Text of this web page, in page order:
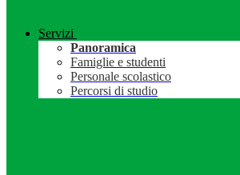
Servizi
Panoramica
Famiglie e studenti
Personale scolastico
Percorsi di studio